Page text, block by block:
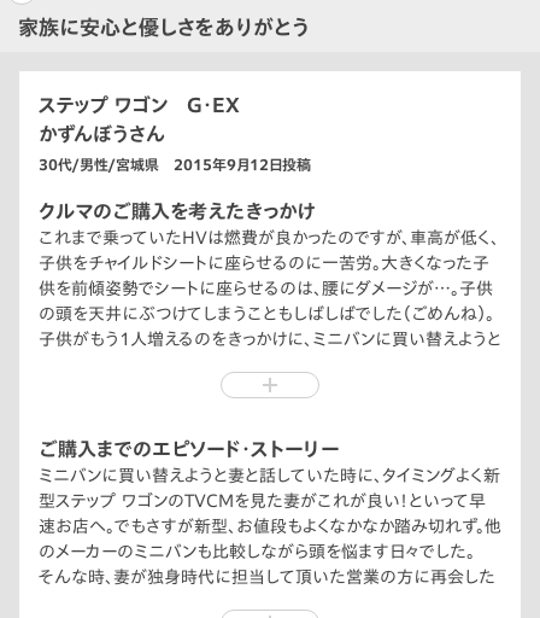
家族に安心と優しさをありがとう
ステップ ワゴン G・EX
かずんぼうさん
30代/男性/宮城県 2015年9月12日投稿
クルマのご購入を考えたきっかけ
これまで乗っていたHVは燃費が良かったのですが、車高が低く、
子供をチャイルドシートに座らせるのに一苦労。大きくなった子
供を前傾姿勢でシートに座らせるのは、腰にダメージが…。子供
の頭を天井にぶつけてしまうこともしばしばでした（ごめんね）。
子供がもう1人増えるのをきっかけに、ミニバンに買い替えようと
ご購入までのエピソード・ストーリー
ミニバンに買い替えようと妻と話していた時に、タイミングよく新
型ステップ ワゴンのTVCMを見た妻がこれが良い！といって早
速お店へ。でもさすが新型、お値段もよくなかなか踏み切れず。他
のメーカーのミニバンも比較しながら頭を悩ます日々でした。
そんな時、妻が独身時代に担当して頂いた営業の方に再会した